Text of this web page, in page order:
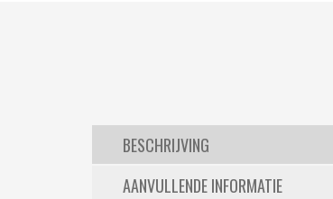
BESCHRIJVING
AANVULLENDE INFORMATIE